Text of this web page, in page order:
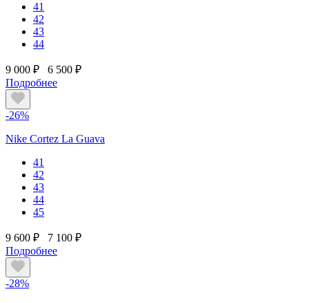
41
42
43
44
9 000 ₽
6 500 ₽
Подробнее
-26%
Nike Cortez La Guava
41
42
43
44
45
9 600 ₽
7 100 ₽
Подробнее
-28%